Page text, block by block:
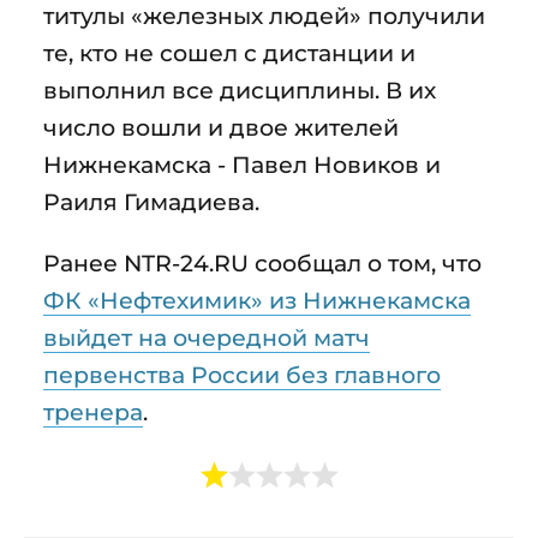
титулы «железных людей» получили
те, кто не сошел с дистанции и
выполнил все дисциплины. В их
число вошли и двое жителей
Нижнекамска - Павел Новиков и
Раиля Гимадиева.
Ранее NTR-24.RU сообщал о том, что
ФК «Нефтехимик» из Нижнекамска
выйдет на очередной матч
первенства России без главного
тренера.